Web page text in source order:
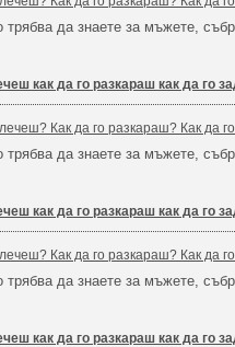
трябва да знаете за мъжете,
как да го разкараш как да го
Как да го разкараш? Как да
трябва да знаете за мъжете,
как да го разкараш как да го
Как да го разкараш? Как да
трябва да знаете за мъжете,
как да го разкараш как да го